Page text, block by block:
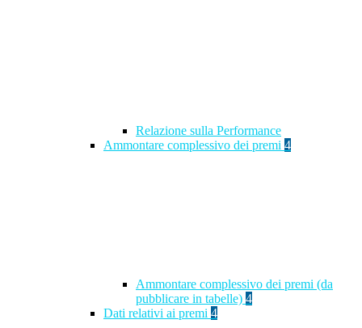
Relazione sulla Performance
Ammontare complessivo dei premi 4
Ammontare complessivo dei premi (da
pubblicare in tabelle) 4
Dati relativi ai premi 4